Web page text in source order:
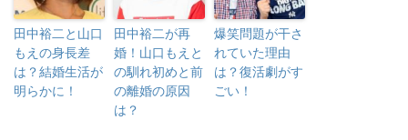
田中裕二と山口
もえの身長差
は？結婚生活が
明らかに！
田中裕二が再
婚！山口もえと
の馴れ初めと前
の離婚の原因
は？
爆笑問題が干さ
れていた理由
は？復活劇がす
ごい！